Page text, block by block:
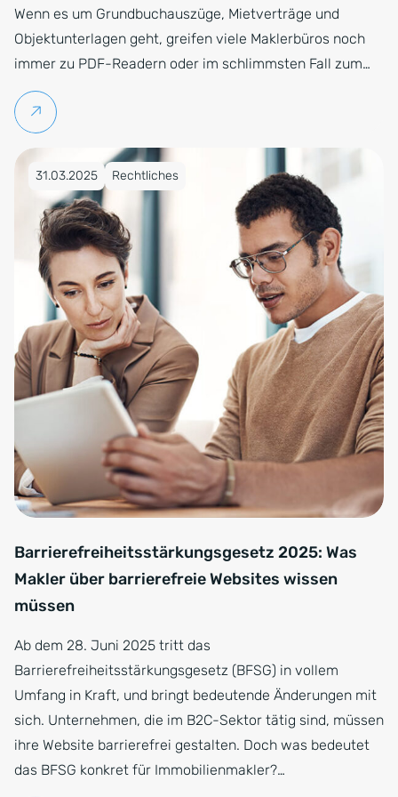
Wenn es um Grundbuchauszüge, Mietverträge und
Objektunterlagen geht, greifen viele Maklerbüros noch
immer zu PDF-Readern oder im schlimmsten Fall zum…
Weiterlesen
Veröffentlicht am 31.03.2025
31.03.2025 Rechtliches
Barrierefreiheitsstärkungsgesetz 2025: Was
Makler über barrierefreie Websites wissen
müssen
Ab dem 28. Juni 2025 tritt das
Barrierefreiheitsstärkungsgesetz (BFSG) in vollem
Umfang in Kraft, und bringt bedeutende Änderungen mit
sich. Unternehmen, die im B2C-Sektor tätig sind, müssen
ihre Website barrierefrei gestalten. Doch was bedeutet
das BFSG konkret für Immobilienmakler?…